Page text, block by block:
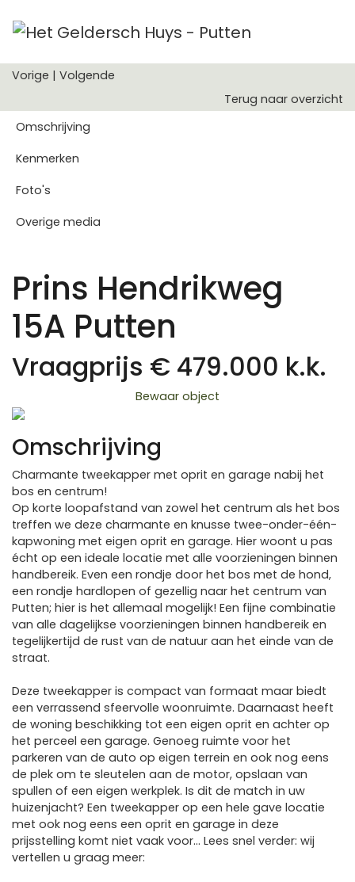
Vorige | Volgende
Terug naar overzicht
Omschrijving
Kenmerken
Foto's
Overige media
Prins Hendrikweg
15A Putten
Vraagprijs € 479.000 k.k.
Bewaar object
Omschrijving
Charmante tweekapper met oprit en garage nabij het
bos en centrum!
Op korte loopafstand van zowel het centrum als het bos
treffen we deze charmante en knusse twee-onder-één-
kapwoning met eigen oprit en garage. Hier woont u pas
écht op een ideale locatie met alle voorzieningen binnen
handbereik. Even een rondje door het bos met de hond,
een rondje hardlopen of gezellig naar het centrum van
Putten; hier is het allemaal mogelijk! Een fijne combinatie
van alle dagelijkse voorzieningen binnen handbereik en
tegelijkertijd de rust van de natuur aan het einde van de
straat.
Deze tweekapper is compact van formaat maar biedt
een verrassend sfeervolle woonruimte. Daarnaast heeft
de woning beschikking tot een eigen oprit en achter op
het perceel een garage. Genoeg ruimte voor het
parkeren van de auto op eigen terrein en ook nog eens
de plek om te sleutelen aan de motor, opslaan van
spullen of een eigen werkplek. Is dit de match in uw
huizenjacht? Een tweekapper op een hele gave locatie
met ook nog eens een oprit en garage in deze
prijsstelling komt niet vaak voor… Lees snel verder: wij
vertellen u graag meer: